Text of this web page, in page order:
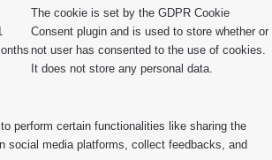
The cookie is set by the GDPR Cookie
Consent plugin and is used to store whether or
not user has consented to the use of cookies.
It does not store any personal data.
perform certain functionalities like sharing the
social media platforms, collect feedbacks, and